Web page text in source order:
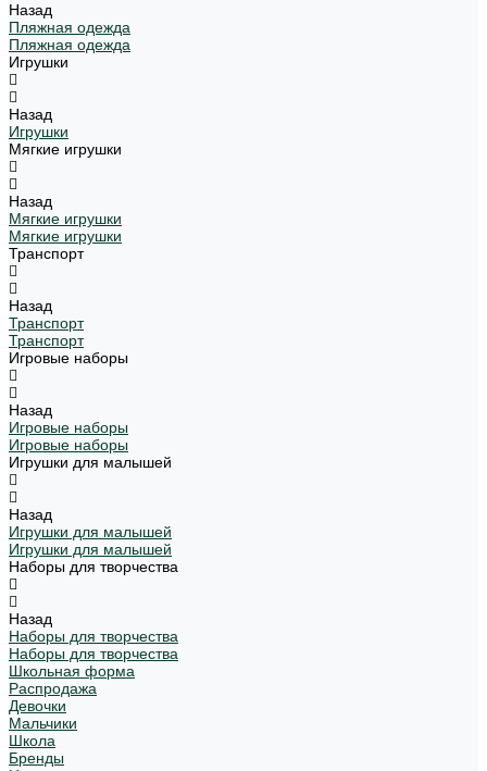
Назад
Пляжная одежда
Пляжная одежда
Игрушки
Назад
Игрушки
Мягкие игрушки
Назад
Мягкие игрушки
Мягкие игрушки
Транспорт
Назад
Транспорт
Транспорт
Игровые наборы
Назад
Игровые наборы
Игровые наборы
Игрушки для малышей
Назад
Игрушки для малышей
Игрушки для малышей
Наборы для творчества
Назад
Наборы для творчества
Наборы для творчества
Школьная форма
Распродажа
Девочки
Мальчики
Школа
Бренды